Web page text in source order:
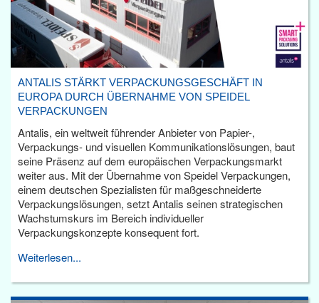
ANTALIS STÄRKT VERPACKUNGSGESCHÄFT IN
EUROPA DURCH ÜBERNAHME VON SPEIDEL
VERPACKUNGEN
Antalis, ein weltweit führender Anbieter von Papier-,
Verpackungs- und visuellen Kommunikationslösungen, baut
seine Präsenz auf dem europäischen Verpackungsmarkt
weiter aus. Mit der Übernahme von Speidel Verpackungen,
einem deutschen Spezialisten für maßgeschneiderte
Verpackungslösungen, setzt Antalis seinen strategischen
Wachstumskurs im Bereich individueller
Verpackungskonzepte konsequent fort.
Weiterlesen...